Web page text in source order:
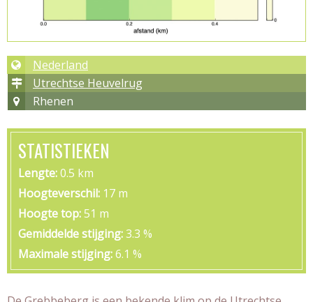
Nederland
Utrechtse Heuvelrug
Rhenen
STATISTIEKEN
Lengte 0.5 km
Hoogteverschil 17 m
Hoogte top 51 m
Gemiddelde stijging 3.3 %
Maximale stijging 6.1 %